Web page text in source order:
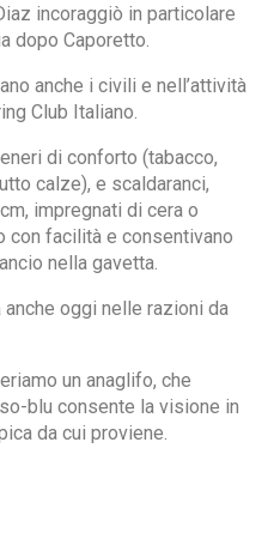
incoraggiò in particolare
dopo Caporetto.
anche i civili e nell’attività
Club Italiano.
di conforto (tabacco,
calze), e scaldaranci,
impregnati di cera o
con facilità e consentivano
nella gavetta.
oggi nelle razioni da
un anaglifo, che
blu consente la visione in
da cui proviene.